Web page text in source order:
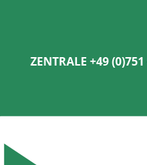
ZENTRALE +49